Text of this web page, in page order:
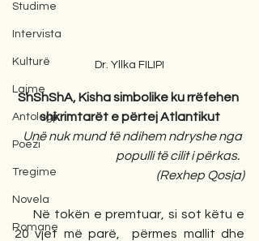
Studime
Intervista
Kulturë
Lajme
Antologji
Poezi
Tregime
Novela
Romane
Dr. Yllka FILIPI
ShShShA, Kisha simbolike ku rrëfehen
shkrimtarët e përtej Atlantikut
Unë nuk mund të ndihem ndryshe nga
populli të cilit i përkas.
(Rexhep Qosja)
     Në tokën e premtuar, si sot këtu e
20 vjet më parë,  përmes mallit dhe